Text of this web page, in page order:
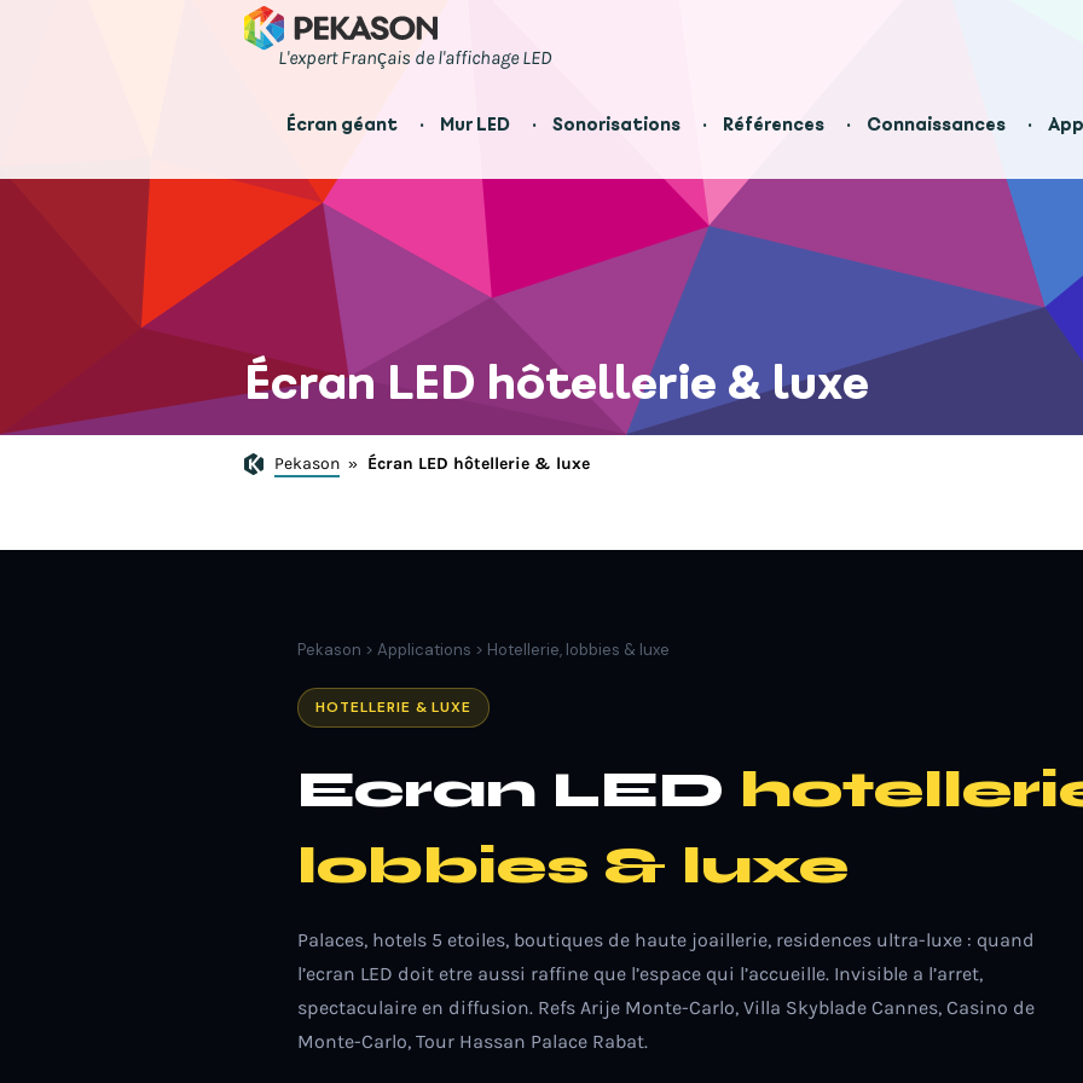
L'expert Français de l'affichage LED
Écran géant Mur LED Sonorisations Références Connaissances
Écran LED hôtellerie & luxe
Pekason » Écran LED hôtellerie & luxe
Pekason > Applications > Hotellerie, lobbies & luxe
HOTELLERIE & LUXE
Ecran LED
lobbies & luxe
Palaces, hotels 5 etoiles, boutiques de haute joaillerie, residences ultra-luxe : quand
l’ecran LED doit etre aussi raffine que l’espace qui l’accueille. Invisible a l’arret,
spectaculaire en diffusion. Refs Arije Monte-Carlo, Villa Skyblade Cannes, Casino de
Monte-Carlo, Tour Hassan Palace Rabat.